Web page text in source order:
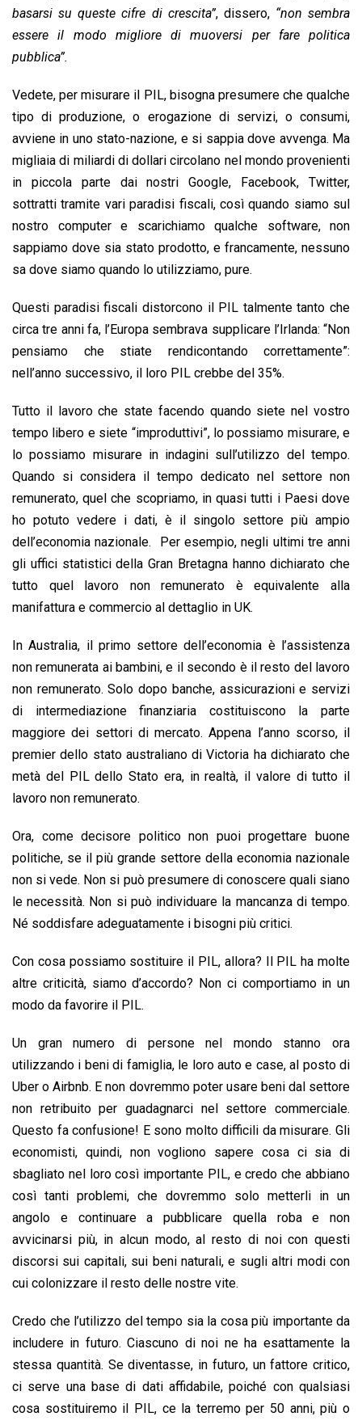
basarsi su queste cifre di crescita”, dissero,“non sembra
essere il modo migliore di muoversi per fare politica
pubblica”.
Vedete, per misurare il PIL, bisogna presumere che qualche
tipo di produzione, o erogazione di servizi, o consumi,
avviene in uno stato-nazione, e si sappia dove avvenga. Ma
migliaia di miliardi di dollari circolano nel mondo provenienti
in piccola parte dai nostri Google, Facebook, Twitter,
sottratti tramite vari paradisi fiscali, così quando siamo sul
nostro computer e scarichiamo qualche software, non
sappiamo dove sia stato prodotto, e francamente, nessuno
sa dove siamo quando lo utilizziamo, pure.
Questi paradisi fiscali distorcono il PIL talmente tanto che
circa tre anni fa, l’Europa sembrava supplicare l’Irlanda: “Non
pensiamo che stiate rendicontando correttamente”:
nell’anno successivo, il loro PIL crebbe del 35%.
Tutto il lavoro che state facendo quando siete nel vostro
tempo libero e siete “improduttivi”, lo possiamo misurare, e
lo possiamo misurare in indagini sull’utilizzo del tempo.
Quando si considera il tempo dedicato nel settore non
remunerato, quel che scopriamo, in quasi tutti i Paesi dove
ho potuto vedere i dati, è il singolo settore più ampio
dell’economia nazionale. Per esempio, negli ultimi tre anni
gli uffici statistici della Gran Bretagna hanno dichiarato che
tutto quel lavoro non remunerato è equivalente alla
manifattura e commercio al dettaglio in UK.
In Australia, il primo settore dell’economia è l’assistenza
non remunerata ai bambini, e il secondo è il resto del lavoro
non remunerato. Solo dopo banche, assicurazioni e servizi
di intermediazione finanziaria costituiscono la parte
maggiore dei settori di mercato. Appena l’anno scorso, il
premier dello stato australiano di Victoria ha dichiarato che
metà del PIL dello Stato era, in realtà, il valore di tutto il
lavoro non remunerato.
Ora, come decisore politico non puoi progettare buone
politiche, se il più grande settore della economia nazionale
non si vede. Non si può presumere di conoscere quali siano
le necessità. Non si può individuare la mancanza di tempo.
Né soddisfare adeguatamente i bisogni più critici.
Con cosa possiamo sostituire il PIL, allora? Il PIL ha molte
altre criticità, siamo d’accordo? Non ci comportiamo in un
modo da favorire il PIL.
Un gran numero di persone nel mondo stanno ora
utilizzando i beni di famiglia, le loro auto e case, al posto di
Uber o Airbnb. E non dovremmo poter usare beni dal settore
non retribuito per guadagnarci nel settore commerciale.
Questo fa confusione! E sono molto difficili da misurare. Gli
economisti, quindi, non vogliono sapere cosa ci sia di
sbagliato nel loro così importante PIL, e credo che abbiano
così tanti problemi, che dovremmo solo metterli in un
angolo e continuare a pubblicare quella roba e non
avvicinarsi più, in alcun modo, al resto di noi con questi
discorsi sui capitali, sui beni naturali, e sugli altri modi con
cui colonizzare il resto delle nostre vite.
Credo che l’utilizzo del tempo sia la cosa più importante da
includere in futuro. Ciascuno di noi ne ha esattamente la
stessa quantità. Se diventasse, in futuro, un fattore critico,
ci serve una base di dati affidabile, poiché con qualsiasi
cosa sostituiremo il PIL, ce la terremo per 50 anni, più o